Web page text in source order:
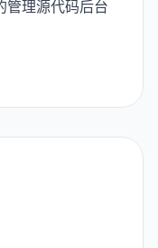
管理源代码后台